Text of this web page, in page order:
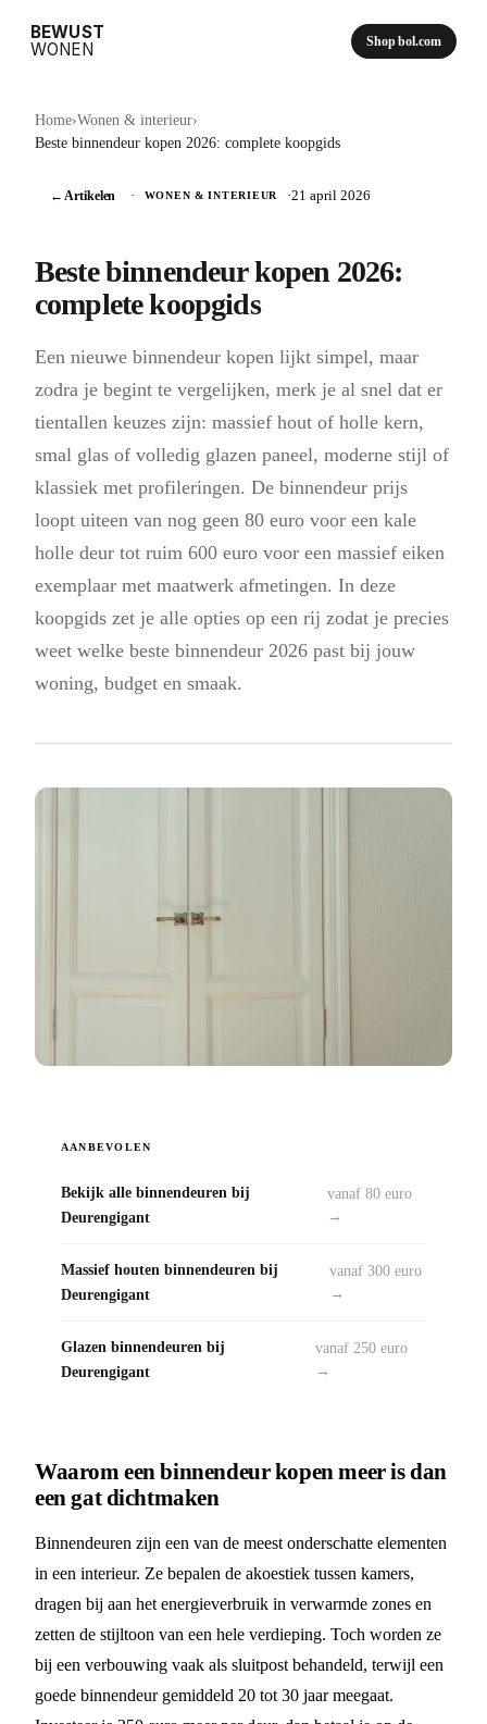
BEWUST
WONEN
Shop bol.com
Home›Wonen & interieur›
Beste binnendeur kopen 2026: complete koopgids
← Artikelen · WONEN & INTERIEUR ·21 april 2026
Beste binnendeur kopen 2026:
complete koopgids
Een nieuwe binnendeur kopen lijkt simpel, maar
zodra je begint te vergelijken, merk je al snel dat er
tientallen keuzes zijn: massief hout of holle kern,
smal glas of volledig glazen paneel, moderne stijl of
klassiek met profileringen. De binnendeur prijs
loopt uiteen van nog geen 80 euro voor een kale
holle deur tot ruim 600 euro voor een massief eiken
exemplaar met maatwerk afmetingen. In deze
koopgids zet je alle opties op een rij zodat je precies
weet welke beste binnendeur 2026 past bij jouw
woning, budget en smaak.
AANBEVOLEN
Bekijk alle binnendeuren bij
Deurengigant
vanaf 80 euro
→
Massief houten binnendeuren bij
Deurengigant
vanaf 300 euro
→
Glazen binnendeuren bij
Deurengigant
vanaf 250 euro
→
Waarom een binnendeur kopen meer is dan
een gat dichtmaken
Binnendeuren zijn een van de meest onderschatte elementen
in een interieur. Ze bepalen de akoestiek tussen kamers,
dragen bij aan het energieverbruik in verwarmde zones en
zetten de stijltoon van een hele verdieping. Toch worden ze
bij een verbouwing vaak als sluitpost behandeld, terwijl een
goede binnendeur gemiddeld 20 tot 30 jaar meegaat.